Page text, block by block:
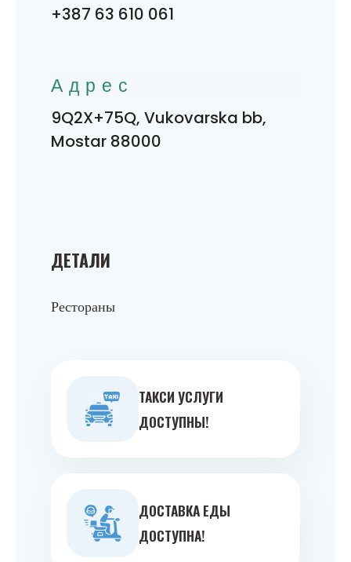
ДЕТАЛИ
Рестораны
ТАКСИ УСЛУГИ
ДОСТУПНЫ!
ДОСТАВКА ЕДЫ
ДОСТУПНА!
+387 63 610 061
Адрес
9Q2X+75Q, Vukovarska bb,
Mostar 88000